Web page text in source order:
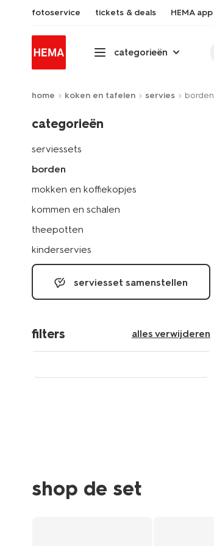
fotoservice tickets & deals HEMA app
categorieën
home koken en tafelen servies borden
categorieën
serviessets
borden
mokken en koffiekopjes
kommen en schalen
theepotten
kinderservies
serviesset samenstellen
filters alles verwijderen
shop de set